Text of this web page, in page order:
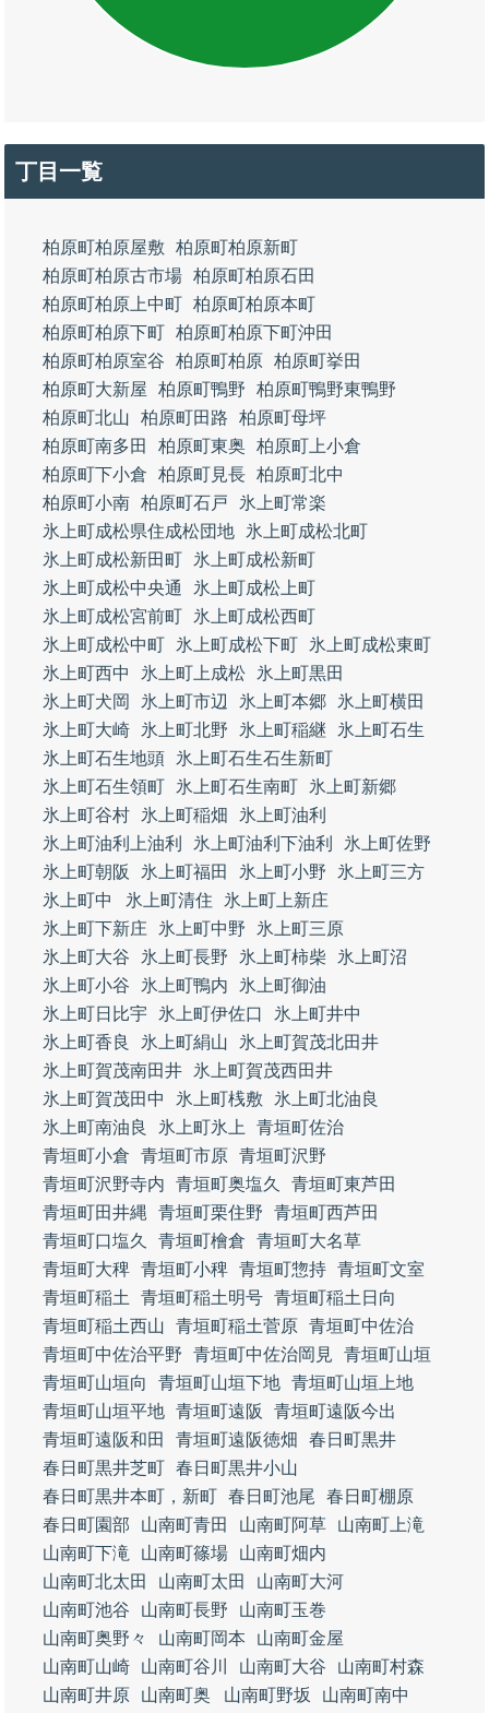
丁目一覧
柏原町柏原屋敷
柏原町柏原新町
柏原町柏原古市場 柏原町柏原石田
柏原町柏原上中町 柏原町柏原本町
柏原町柏原下町 柏原町柏原下町沖田
柏原町柏原室谷
柏原町柏原 柏原町挙田
柏原町大新屋
柏原町鴨野
柏原町鴨野東鴨野
柏原町北山
柏原町田路
柏原町母坪
柏原町南多田
柏原町東奥
柏原町上小倉
柏原町下小倉
柏原町見長 柏原町北中
柏原町小南 柏原町石戸
氷上町常楽
氷上町成松県住成松団地
氷上町成松北町
氷上町成松新田町
氷上町成松新町
氷上町成松中央通
氷上町成松上町
氷上町成松宮前町
氷上町成松西町
氷上町成松中町
氷上町成松下町
氷上町成松東町
氷上町西中
氷上町上成松
氷上町黒田
氷上町犬岡
氷上町市辺 氷上町本郷
氷上町横田
氷上町大崎
氷上町北野 氷上町稲継
氷上町石生
氷上町石生地頭
氷上町石生石生新町
氷上町石生領町
氷上町石生南町
氷上町新郷
氷上町谷村
氷上町稲畑
氷上町油利
氷上町油利上油利
氷上町油利下油利
氷上町佐野
氷上町朝阪
氷上町福田 氷上町小野
氷上町三方
氷上町中
氷上町清住
氷上町上新庄
氷上町下新庄
氷上町中野
氷上町三原
氷上町大谷
氷上町長野 氷上町柿柴
氷上町沼
氷上町小谷
氷上町鴨内
氷上町御油
氷上町日比宇
氷上町伊佐口
氷上町井中
氷上町香良
氷上町絹山
氷上町賀茂北田井
氷上町賀茂南田井
氷上町賀茂西田井
氷上町賀茂田中
氷上町桟敷
氷上町北油良
氷上町南油良
氷上町氷上
青垣町佐治
青垣町小倉
青垣町市原 青垣町沢野
青垣町沢野寺内
青垣町奥塩久
青垣町東芦田
青垣町田井縄
青垣町栗住野
青垣町西芦田
青垣町口塩久
青垣町檜倉
青垣町大名草
青垣町大稗 青垣町小稗 青垣町惣持 青垣町文室
青垣町稲土
青垣町稲土明号 青垣町稲土日向
青垣町稲土西山
青垣町稲土菅原 青垣町中佐治
青垣町中佐治平野
青垣町中佐治岡見
青垣町山垣
青垣町山垣向
青垣町山垣下地 青垣町山垣上地
青垣町山垣平地 青垣町遠阪
青垣町遠阪今出
青垣町遠阪和田
青垣町遠阪徳畑
春日町黒井
春日町黒井芝町 春日町黒井小山
春日町黒井本町，新町 春日町池尾
春日町棚原
春日町園部
山南町青田 山南町阿草
山南町上滝
山南町下滝
山南町篠場
山南町畑内
山南町北太田
山南町太田
山南町大河
山南町池谷
山南町長野
山南町玉巻
山南町奥野々
山南町岡本
山南町金屋
山南町山崎
山南町谷川 山南町大谷
山南町村森
山南町井原
山南町奥 山南町野坂
山南町南中